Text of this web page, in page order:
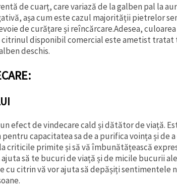
de cuarț, care variază de la galben pal la
așa cum este cazul majorității pietrelor
de curățare și reîncărcare.Adesea,
disponibil comercial este ametist tratat
deschis.
efect de vindecare cald și dătător de viață.
capacitatea sa de a purifica voința și de
criticile primite și să vă îmbunătățească
să te bucuri de viață și de micile bucurii
citrin vă vor ajuta să depășiți sentimentele